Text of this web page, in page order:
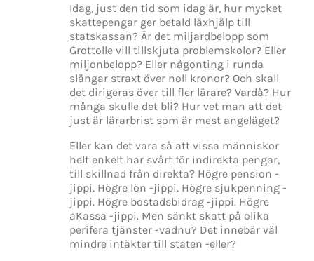
Idag, just den tid som idag är, hur mycket
skattepengar ger betald läxhjälp till
statskassan? Är det miljardbelopp som
Grottolle vill tillskjuta problemskolor? Eller
miljonbelopp? Eller någonting i runda
slängar straxt över noll kronor? Och skall
det dirigeras över till fler lärare? Vardå? Hur
många skulle det bli? Hur vet man att det
just är lärarbrist som är mest angeläget?
Eller kan det vara så att vissa människor
helt enkelt har svårt för indirekta pengar,
till skillnad från direkta? Högre pension -
jippi. Högre lön -jippi. Högre sjukpenning -
jippi. Högre bostadsbidrag -jippi. Högre
aKassa -jippi. Men sänkt skatt på olika
perifera tjänster -vadnu? Det innebär väl
mindre intäkter till staten -eller?